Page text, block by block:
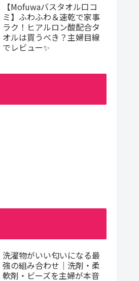
【Mofuwaバスタオル口コ
ミ】ふわふわ＆速乾で家事
ラク！ヒアルロン酸配合タ
オルは買うべき？主婦目線
でレビュー✨
洗濯物がいい匂いになる最
強の組み合わせ｜洗剤・柔
軟剤・ビーズを主婦が本音